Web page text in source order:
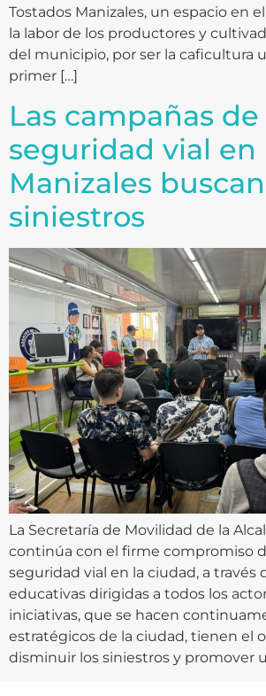
Tostados Manizales, un espacio en
la labor de los productores y
del municipio, por ser la caficultura
primer […]
Las campañas de
seguridad vial en
Manizales
siniestros
La Secretaría de Movilidad de la
continúa con el firme compromiso
seguridad vial en la ciudad, a través
educativas dirigidas a todos los
iniciativas, que se hacen
estratégicos de la ciudad, tienen el
disminuir los siniestros y promover